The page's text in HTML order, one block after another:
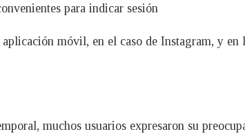
para indicar sesión
móvil, en el caso de Instagram, y
muchos usuarios expresaron su